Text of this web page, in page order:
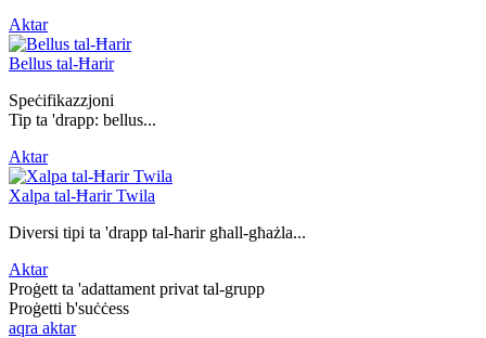
Aktar
Bellus tal-Ħarir
Speċifikazzjoni
Tip ta 'drapp: bellus...
Aktar
Xalpa tal-Ħarir Twila
Diversi tipi ta 'drapp tal-ħarir għall-għażla...
Aktar
Proġett ta 'adattament privat tal-grupp
Proġetti b'suċċess
aqra aktar